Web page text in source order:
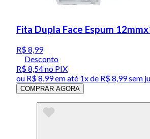
Fita Dupla Face Espum
R$ 8,99
Desconto
R$ 8,54no PIX
ou R$ 8,99em até 1x de R$ 8,99sem
COMPRAR AGORA